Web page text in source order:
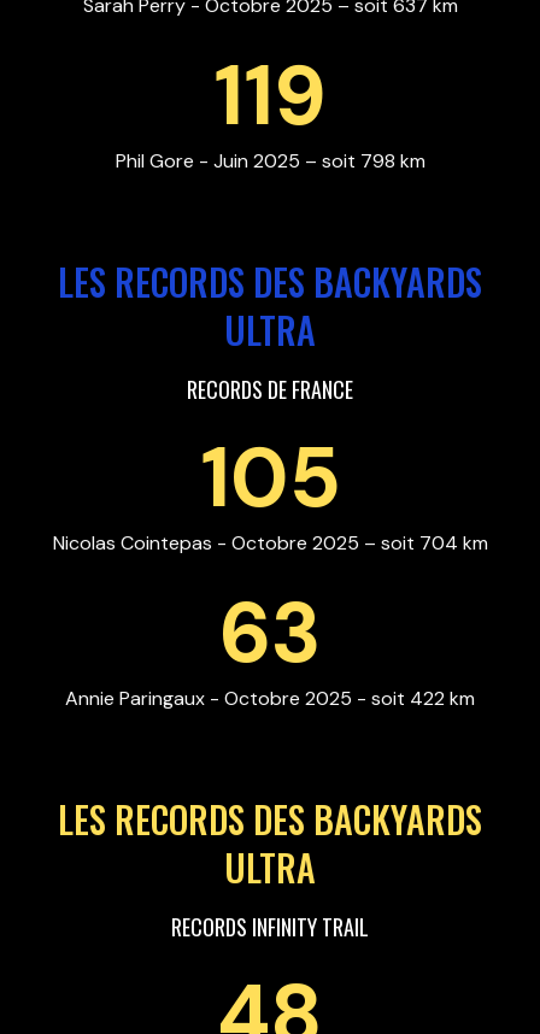
Sarah Perry - Octobre 2025 – soit 637 km
Phil Gore - Juin 2025 – soit 798 km
119
Annie Paringaux - Octobre 2025 - soit 422 km
63
Nicolas Cointepas - Octobre 2025 – soit 704 km
105
LES RECORDS DES BACKYARDS
ULTRA
RECORDS DE FRANCE
LES RECORDS DES BACKYARDS
ULTRA
RECORDS INFINITY TRAIL